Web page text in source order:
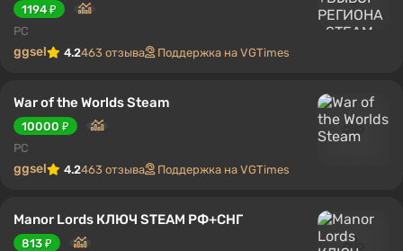
1194 ₽
PC
ggsel 4.2463 отзыва Поддержка на VGTimes
War of the Worlds Steam
10000 ₽
PC
ggsel 4.2463 отзыва Поддержка на VGTimes
Manor Lords КЛЮЧ STEAM РФ+СНГ
813 ₽